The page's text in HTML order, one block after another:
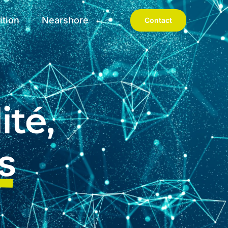
Nearshore Contact